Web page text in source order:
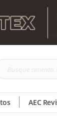
AEC